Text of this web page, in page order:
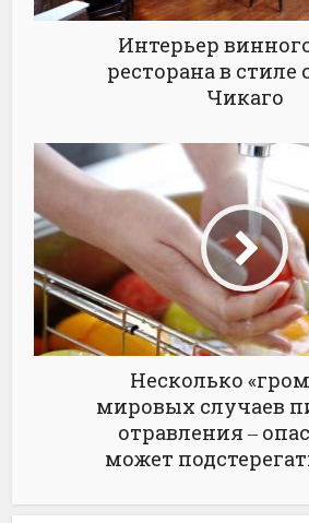
Интерьер
ресторана в стиле
Чикаго
Несколько
мировых случаев
отравления ‒
может